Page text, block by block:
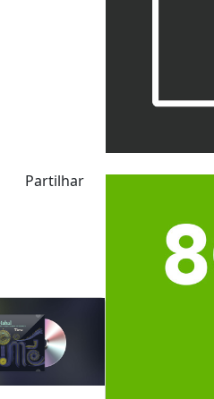
Partilhar